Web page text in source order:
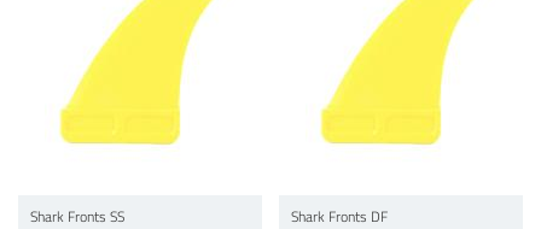
Shark Fronts SS Shark Fronts DF